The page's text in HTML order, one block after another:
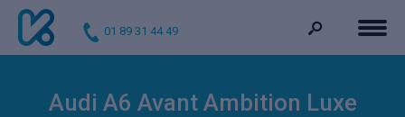
01 89 31 44 49
Audi A6 Avant Ambition Luxe